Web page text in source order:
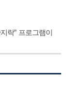
락” 프로그램이